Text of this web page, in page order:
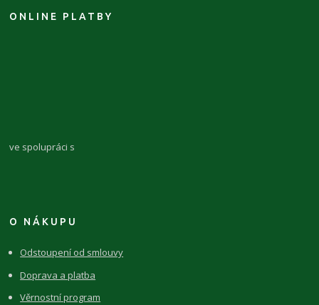
ONLINE PLATBY
ve spolupráci s
O NÁKUPU
Odstoupení od smlouvy
Doprava a platba
Věrnostní program